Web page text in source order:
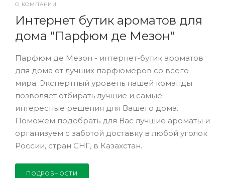
О КОМПАНИИ
Интернет бутик ароматов для
дома "Парфюм де Мезон"
Парфюм де Мезон - интернет-бутик ароматов
для дома от лучших парфюмеров со всего
мира. Экспертный уровень нашей команды
позволяет отбирать лучшие и самые
интересные решения для Вашего дома.
Поможем подобрать для Вас лучшие ароматы и
организуем с заботой доставку в любой уголок
России, стран СНГ, в Казахстан.
ПОДРОБНОСТИ